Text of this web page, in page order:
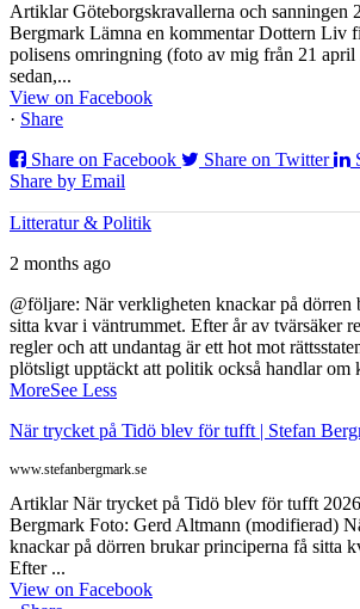
Artiklar Göteborgskravallerna och sanningen
Bergmark Lämna en kommentar Dottern Liv
polisens omringning (foto av mig från 21
sedan,...
View on Facebook
· Share
Share on Facebook
Share on Twitter
Share by Email
Litteratur & Politik
2 months ago
@följare: När verkligheten knackar på dörren
sitta kvar i väntrummet. Efter år av tvärsäker
regler och att undantag är ett hot mot
plötsligt upptäckt att politik också handlar om
MoreSee Less
När trycket på Tidö blev för tufft | Stefan
www.stefanbergmark.se
Artiklar När trycket på Tidö blev för tufft
Bergmark Foto: Gerd Altmann (modifierad)
knackar på dörren brukar principerna få sitta
Efter ...
View on Facebook